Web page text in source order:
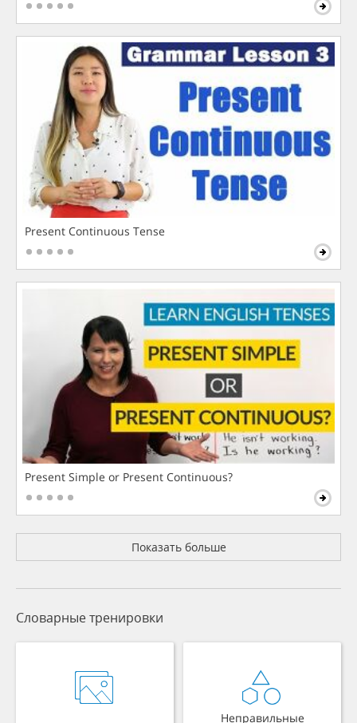
Present Continuous Tense
Present Simple or Present Continuous?
Показать больше
Словарные тренировки
Неправильные